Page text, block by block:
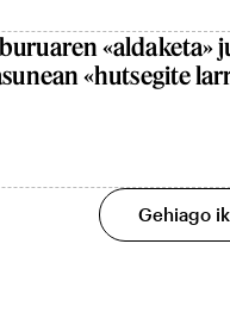
«aldaketa»
«hutsegite
Gehiago